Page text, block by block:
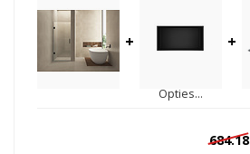
+
Opties...
+
684.18